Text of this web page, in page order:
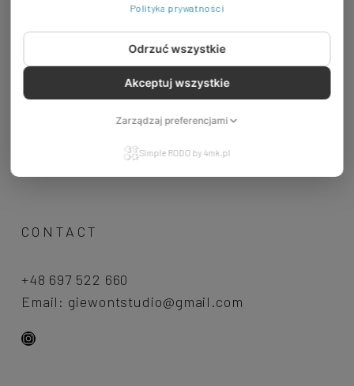
CONTACT
+48 697 522 660
Email: giewontstudio@gmail.com
Instagram
Polityka prywatności
Odrzuć wszystkie
Akceptuj wszystkie
Zarządzaj preferencjami
Simple RODO by 4mk.pl